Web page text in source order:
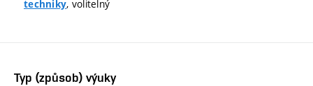
techniky, volitelný
Typ (způsob) výuky